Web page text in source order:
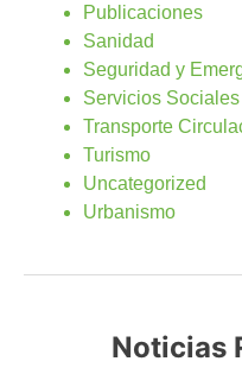
Publicaciones
Sanidad
Seguridad y
Servicios Sociales
Transporte
Turismo
Uncategorized
Urbanismo
Noticias